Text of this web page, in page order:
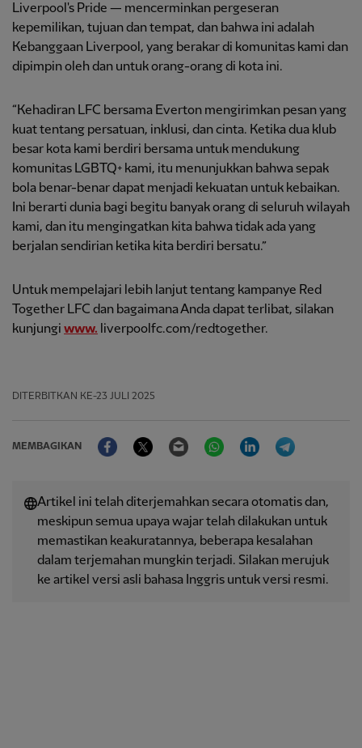
Liverpool's Pride — mencerminkan pergeseran
kepemilikan, tujuan dan tempat, dan bahwa ini adalah
Kebanggaan Liverpool, yang berakar di komunitas kami dan
dipimpin oleh dan untuk orang-orang di kota ini.
“Kehadiran LFC bersama Everton mengirimkan pesan yang
kuat tentang persatuan, inklusi, dan cinta. Ketika dua klub
besar kota kami berdiri bersama untuk mendukung
komunitas LGBTQ+ kami, itu menunjukkan bahwa sepak
bola benar-benar dapat menjadi kekuatan untuk kebaikan.
Ini berarti dunia bagi begitu banyak orang di seluruh wilayah
kami, dan itu mengingatkan kita bahwa tidak ada yang
berjalan sendirian ketika kita berdiri bersatu.”
Untuk mempelajari lebih lanjut tentang kampanye Red
Together LFC dan bagaimana Anda dapat terlibat, silakan
kunjungi www. liverpoolfc.com/redtogether.
DITERBITKAN KE-23 JULI 2025
MEMBAGIKAN
FacebookTwitter Email WhatsAppLinkedIn
Artikel ini telah diterjemahkan secara otomatis dan,
meskipun semua upaya wajar telah dilakukan untuk
memastikan keakuratannya, beberapa kesalahan
dalam terjemahan mungkin terjadi. Silakan merujuk
ke artikel versi asli bahasa Inggris untuk versi resmi.